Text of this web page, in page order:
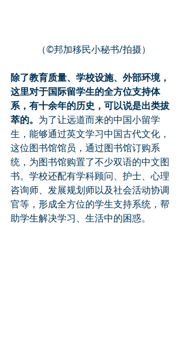
（©️邦加移民小秘书/拍摄）
除了教育质量、学校设施、外部环境，
这里对于国际留学生的全方位支持体
系，有十余年的历史，可以说是出类拔
萃的。 为了让远道而来的中国小留学
生，能够通过英文学习中国古代文化，
这位图书馆馆员，通过图书馆订购系
统，为图书馆购置了不少双语的中文图
书。学校还配有学科顾问、护士、心理
咨询师、发展规划师以及社会活动协调
官等，形成全方位的学生支持系统，帮
助学生解决学习、生活中的困惑。